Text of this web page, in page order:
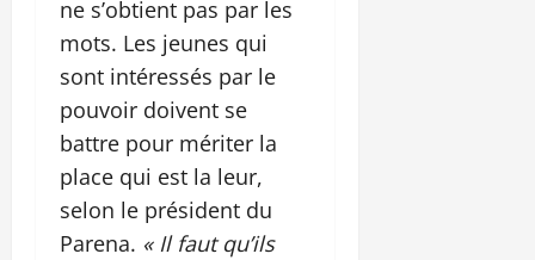
ne s’obtient pas par les
mots. Les jeunes qui
sont intéressés par le
pouvoir doivent se
battre pour mériter la
place qui est la leur,
selon le président du
Parena. « Il faut qu’ils